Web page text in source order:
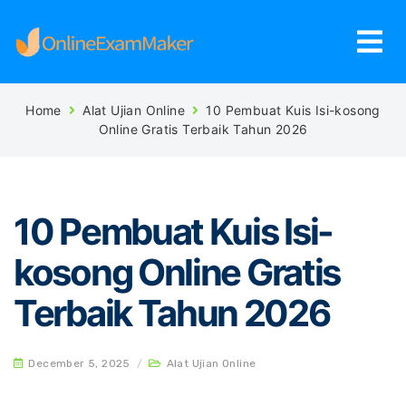
Home Alat Ujian Online
10 Pembuat Kuis Isi-kosong
Online Gratis Terbaik Tahun 2026
10 Pembuat Kuis Isi-
kosong Online Gratis
Terbaik Tahun 2026
December 5, 2025 / Alat Ujian Online